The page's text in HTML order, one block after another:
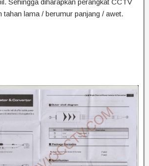
Sehingga diharapkan perangkat CCTV
tahan lama / berumur panjang / awet.